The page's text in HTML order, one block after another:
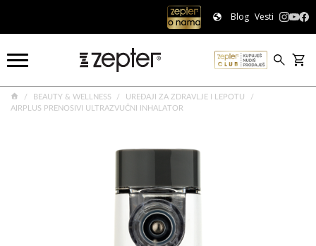
Blog Vesti
BEAUTY & WELLNESS
UREĐAJI ZA ZDRAVLJE I LEPOTU
AIRPLUS PRENOSIVI ULTRAZVUČNI INHALATOR